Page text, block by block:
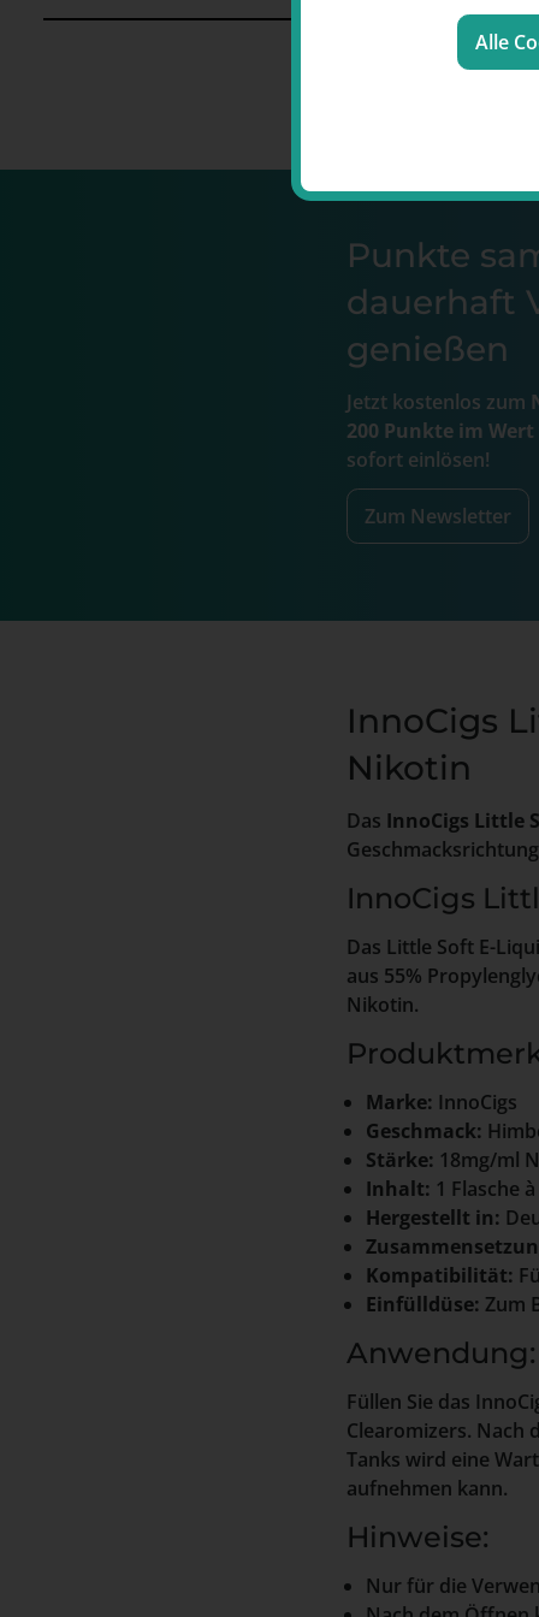
Punkte
dauerhaft
genießen
Jetzt kostenlos zum
200 Punkte im Wert
sofort einlösen!
Zum Newsletter
InnoCigs
Nikotin
Das InnoCigs Little
InnoCigs
Das Little Soft E-
aus 55%
Nikotin.
Marke: InnoCigs
Geschmack:
Stärke: 18mg/ml
Inhalt: 1 Flasche
Hergestellt in:
Kompatibilität:
Einfülldüse: Zum
Anwendung:
Füllen Sie das
Clearomizers. Nach
Tanks wird eine
aufnehmen kann.
Hinweise:
Nur für die
Alle